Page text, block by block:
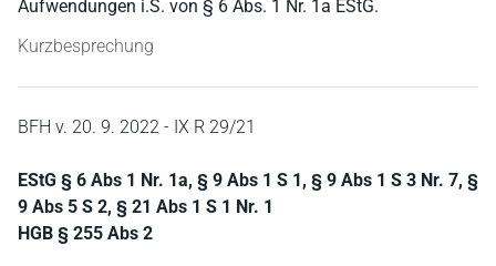
Aufwendungen i.S. von § 6 Abs. 1 Nr. 1a EStG.
Kurzbesprechung
BFH v. 20. 9. 2022 - IX R 29/21
EStG § 6 Abs 1 Nr. 1a, § 9 Abs 1 S 1, § 9 Abs 1 S 3 Nr. 7, §
9 Abs 5 S 2, § 21 Abs 1 S 1 Nr. 1
HGB § 255 Abs 2